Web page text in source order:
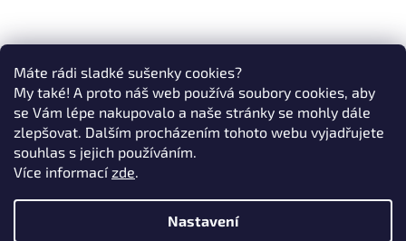
Máte rádi sladké sušenky cookies?
My také! A proto náš web používá soubory cookies, aby
se Vám lépe nakupovalo a naše stránky se mohly dále
zlepšovat. Dalším procházením tohoto webu vyjadřujete
souhlas s jejich používáním.
Více informacízde.
Nastavení